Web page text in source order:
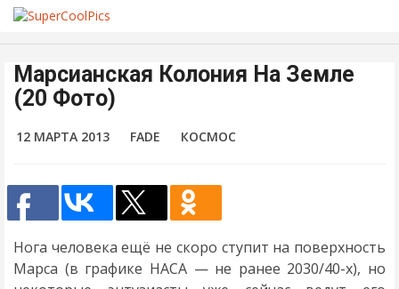
Марсианская Колония На Земле
(20 Фото)
12 МАРТА 2013 FADE КОСМОС
Нога человека ещё не скоро ступит на поверхность
Марса (в графике НАСА — не ранее 2030/40-х), но